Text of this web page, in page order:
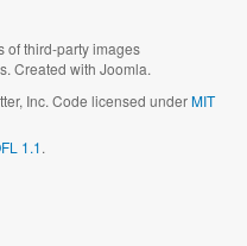
of third-party images
Created with Joomla.
Inc. Code licensed underMIT
1.1.